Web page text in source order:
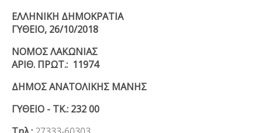
ΕΛΛΗΝΙΚΗ ΔΗΜΟΚΡΑΤΙΑ
ΓΥΘΕΙΟ, 26/10/2018
ΝΟΜΟΣ ΛΑΚΩΝΙΑΣ
ΑΡΙΘ. ΠΡΩΤ.: 11974
ΔΗΜΟΣ ΑΝΑΤΟΛΙΚΗΣ ΜΑΝΗΣ
ΓΥΘΕΙΟ - ΤΚ.: 232 00